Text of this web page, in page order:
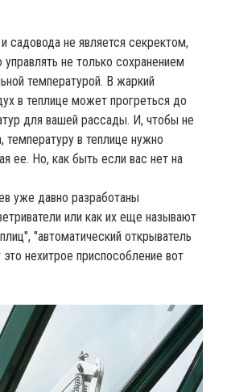
садовода не является секректом,
управлять не только сохранением
температурой. В жаркий
в теплице может прогреться до
для вашей рассады. И, чтобы не
температуру в теплице нужно
ее. Но, как быть если вас нет на
уже давно разработаны
или как их еще называют
"автоматический открыватель
нехитрое приспособление вот